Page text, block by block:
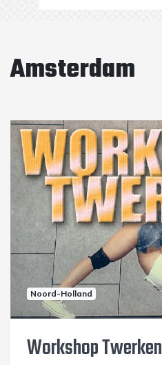
Amsterdam
Noord-Holland
Workshop Twerken